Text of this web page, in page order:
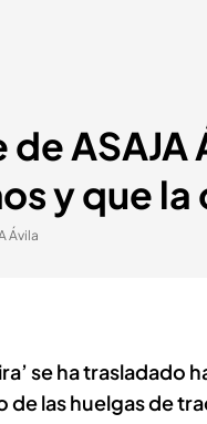
de
y que
Ávila
se ha trasladado
de las huelgas de